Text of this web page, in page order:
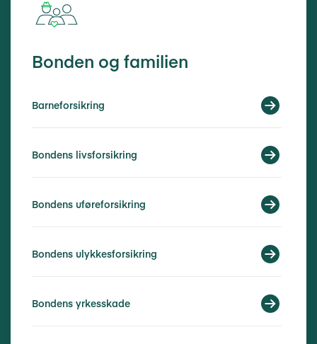
Bonden og familien
Barneforsikring
Bondens livsforsikring
Bondens uføreforsikring
Bondens ulykkesforsikring
Bondens yrkesskade